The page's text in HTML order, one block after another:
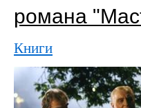
романа
Книги